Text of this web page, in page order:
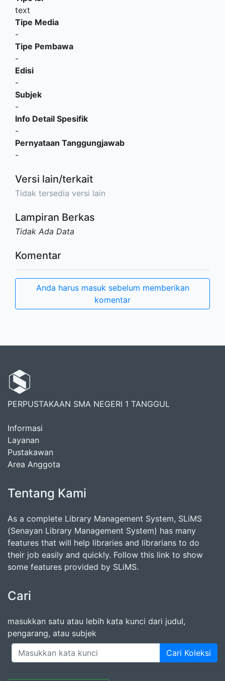
text
Tipe Media
-
Tipe Pembawa
-
Edisi
-
Subjek
-
Info Detail Spesifik
-
Pernyataan Tanggungjawab
-
Versi lain/terkait
Tidak tersedia versi lain
Lampiran Berkas
Tidak Ada Data
Komentar
Anda harus masuk sebelum memberikan
komentar
PERPUSTAKAAN SMA NEGERI 1 TANGGUL
Informasi
Layanan
Pustakawan
Area Anggota
Tentang Kami
As a complete Library Management System, SLiMS
(Senayan Library Management System) has many
features that will help libraries and librarians to do
their job easily and quickly. Follow this link to show
some features provided by SLiMS.
Cari
masukkan satu atau lebih kata kunci dari judul,
pengarang, atau subjek
Cari Koleksi